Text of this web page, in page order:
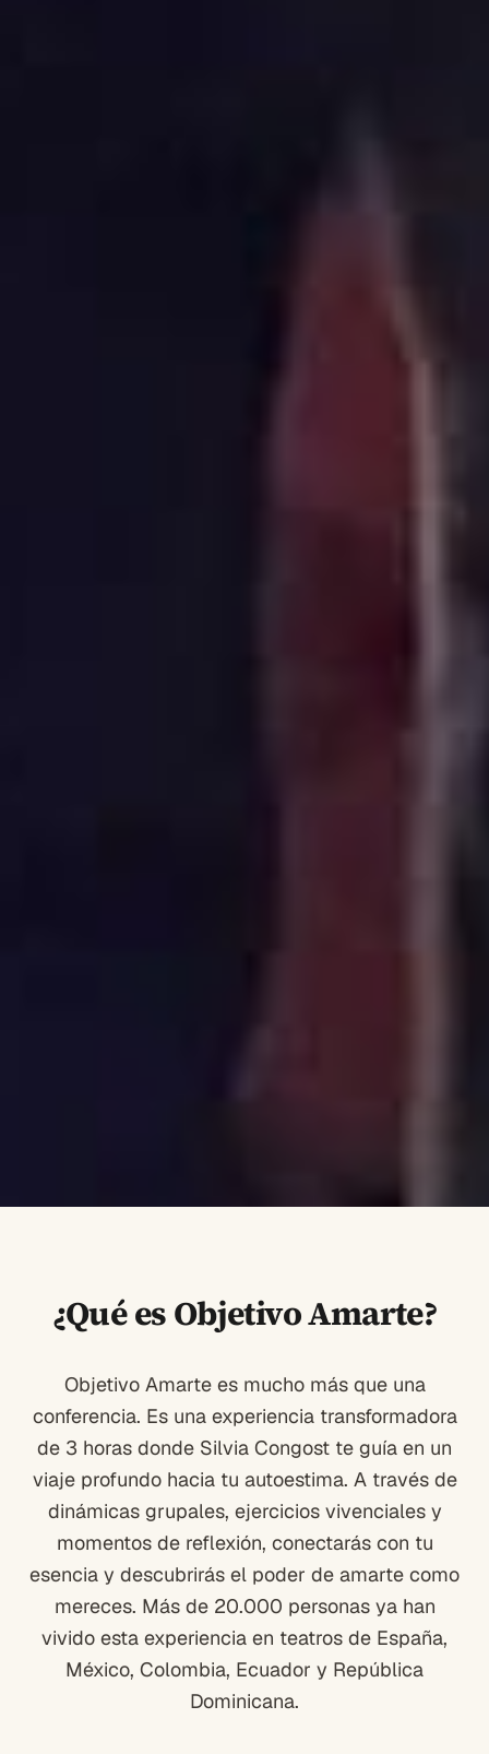
¿Qué es Objetivo Amarte?
Objetivo Amarte es mucho más que una
conferencia. Es una experiencia transformadora
de 3 horas donde Silvia Congost te guía en un
viaje profundo hacia tu autoestima. A través de
dinámicas grupales, ejercicios vivenciales y
momentos de reflexión, conectarás con tu
esencia y descubrirás el poder de amarte como
mereces. Más de 20.000 personas ya han
vivido esta experiencia en teatros de España,
México, Colombia, Ecuador y República
Dominicana.